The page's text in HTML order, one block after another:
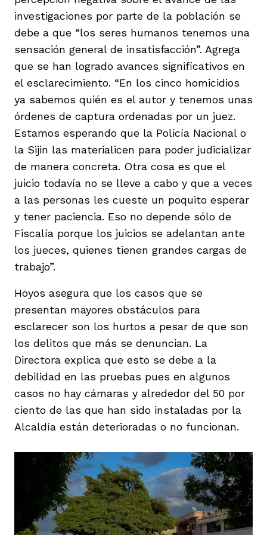
investigaciones por parte de la población se
debe a que “los seres humanos tenemos una
sensación general de insatisfacción”. Agrega
que se han logrado avances significativos en
el esclarecimiento. “En los cinco homicidios
ya sabemos quién es el autor y tenemos unas
órdenes de captura ordenadas por un juez.
Estamos esperando que la Policía Nacional o
la Sijin las materialicen para poder judicializar
de manera concreta. Otra cosa es que el
juicio todavía no se lleve a cabo y que a veces
a las personas les cueste un poquito esperar
y tener paciencia. Eso no depende sólo de
Fiscalía porque los juicios se adelantan ante
los jueces, quienes tienen grandes cargas de
trabajo”.
Hoyos asegura que los casos que se
presentan mayores obstáculos para
esclarecer son los hurtos a pesar de que son
los delitos que más se denuncian. La
Directora explica que esto se debe a la
debilidad en las pruebas pues en algunos
casos no hay cámaras y alrededor del 50 por
ciento de las que han sido instaladas por la
Alcaldía están deterioradas o no funcionan.